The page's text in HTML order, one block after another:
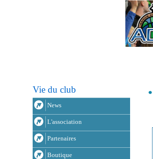
Vie du club
News
L'association
Partenaires
Boutique